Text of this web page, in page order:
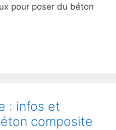
pour poser du béton
: infos et
composite